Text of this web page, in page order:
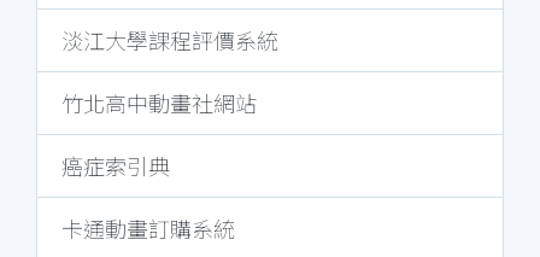
淡江大學課程評價系統
竹北高中動畫社網站
癌症索引典
卡通動畫訂購系統